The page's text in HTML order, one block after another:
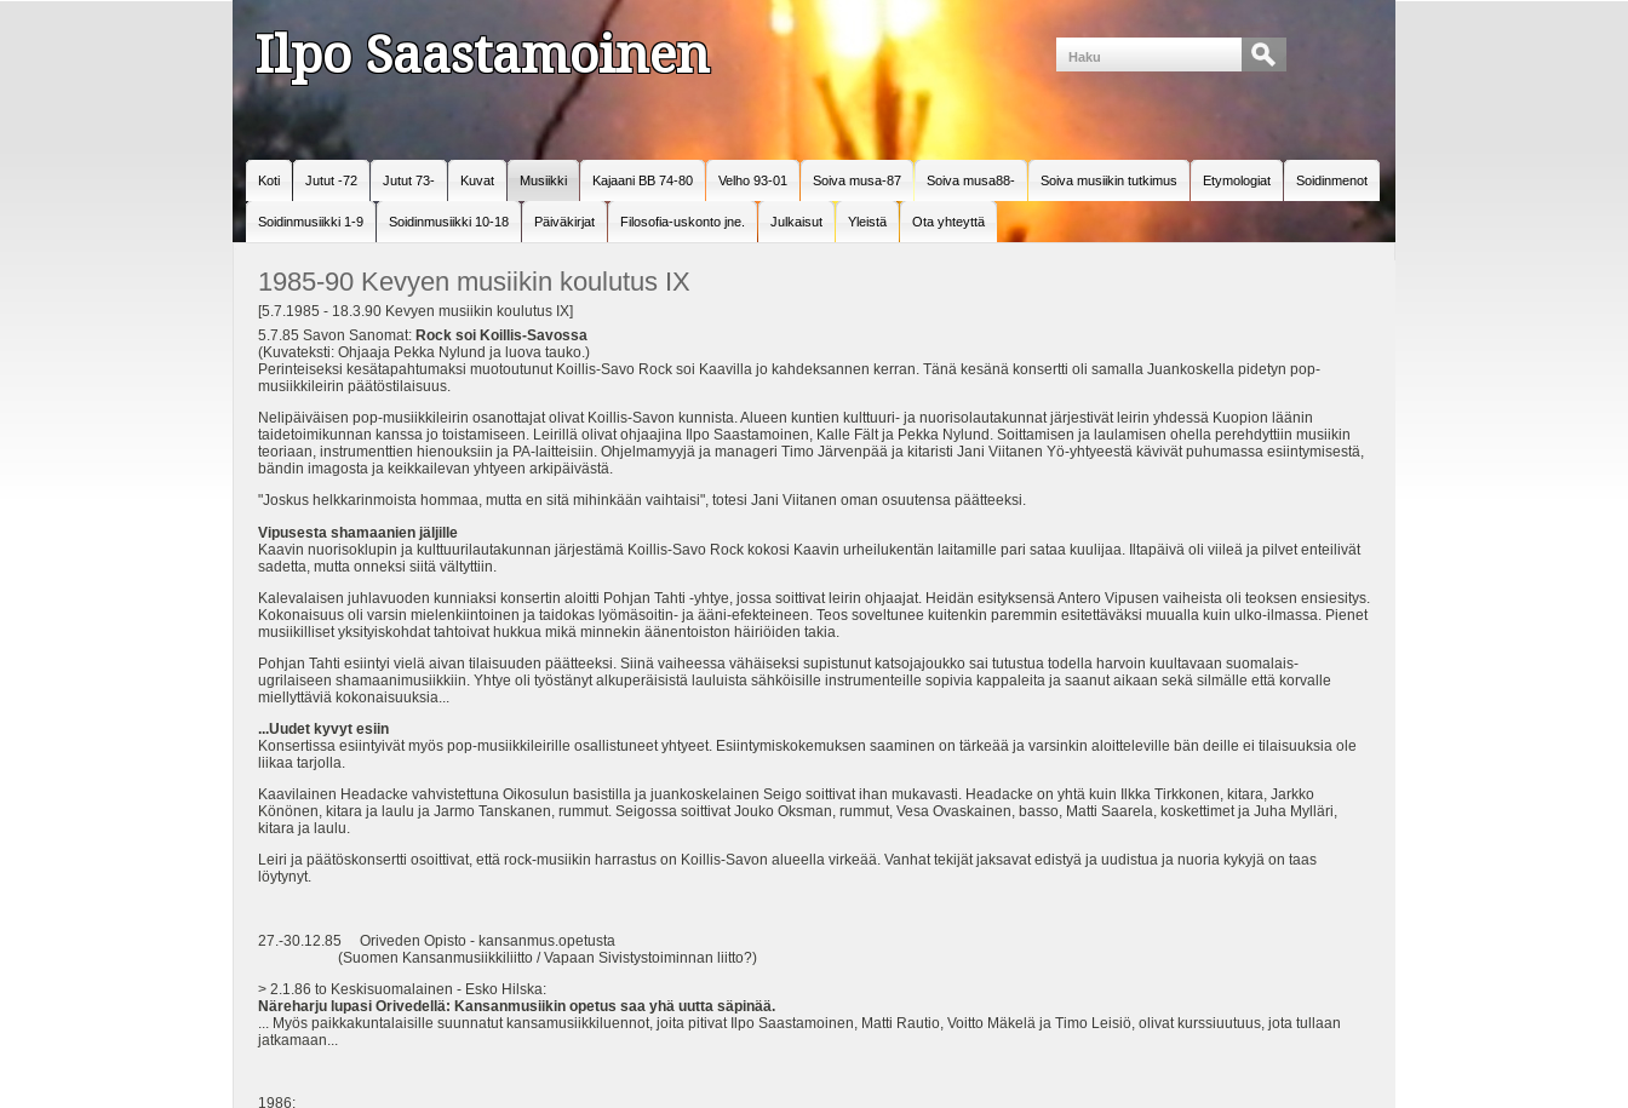
Ilpo Saastamoinen
Koti Jutut -72 Jutut 73- Kuvat Musiikki Kajaani BB 74-80 Velho 93-01 Soiva musa-87 Soiva musa88- Soiva musiikin tutkimus Etymologiat Soidinmenot
Soidinmusiikki 1-9 Soidinmusiikki 10-18 Päiväkirjat Filosofia-uskonto jne. Julkaisut Yleistä Ota yhteyttä
1985-90 Kevyen musiikin koulutus IX
[5.7.1985 - 18.3.90 Kevyen musiikin koulutus IX]
5.7.85 Savon Sanomat: Rock soi Koillis-Savossa
(Kuvateksti: Ohjaaja Pekka Nylund ja luova tauko.)
Perinteiseksi kesätapahtumaksi muotoutunut Koillis-Savo Rock soi Kaavilla jo kahdeksannen kerran. Tänä kesänä konsertti oli samalla Juankoskella pidetyn pop-
musiikkileirin päätöstilaisuus.
Nelipäiväisen pop-musiikkileirin osanottajat olivat Koillis-Savon kunnista. Alueen kuntien kulttuuri- ja nuorisolautakunnat järjestivät leirin yhdessä Kuopion läänin
taidetoimikunnan kanssa jo toistamiseen. Leirillä olivat ohjaajina Ilpo Saastamoinen, Kalle Fält ja Pekka Nylund. Soittamisen ja laulamisen ohella perehdyttiin musiikin
teoriaan, instrumenttien hienouksiin ja PA-laitteisiin. Ohjelmamyyjä ja manageri Timo Järvenpää ja kitaristi Jani Viitanen Yö-yhtyeestä kävivät puhumassa esiintymisestä,
bändin imagosta ja keikkailevan yhtyeen arkipäivästä.
"Joskus helkkarinmoista hommaa, mutta en sitä mihinkään vaihtaisi", totesi Jani Viitanen oman osuutensa päätteeksi.
Vipusesta shamaanien jäljille
Kaavin nuorisoklupin ja kulttuurilautakunnan järjestämä Koillis-Savo Rock kokosi Kaavin urheilukentän laitamille pari sataa kuulijaa. Iltapäivä oli viileä ja pilvet enteilivät
sadetta, mutta onneksi siitä vältyttiin.
Kalevalaisen juhlavuoden kunniaksi konsertin aloitti Pohjan Tahti -yhtye, jossa soittivat leirin ohjaajat. Heidän esityksensä Antero Vipusen vaiheista oli teoksen ensiesitys.
Kokonaisuus oli varsin mielenkiintoinen ja taidokas lyömäsoitin- ja ääni-efekteineen. Teos soveltunee kuitenkin paremmin esitettäväksi muualla kuin ulko-ilmassa. Pienet
musiikilliset yksityiskohdat tahtoivat hukkua mikä minnekin äänentoiston häiriöiden takia.
Pohjan Tahti esiintyi vielä aivan tilaisuuden päätteeksi. Siinä vaiheessa vähäiseksi supistunut katsojajoukko sai tutustua todella harvoin kuultavaan suomalais-
ugrilaiseen shamaanimusiikkiin. Yhtye oli työstänyt alkuperäisistä lauluista sähköisille instrumenteille sopivia kappaleita ja saanut aikaan sekä silmälle että korvalle
miellyttäviä kokonaisuuksia...
...Uudet kyvyt esiin
Konsertissa esiintyivät myös pop-musiikkileirille osallistuneet yhtyeet. Esiintymiskokemuksen saaminen on tärkeää ja varsinkin aloitteleville bän deille ei tilaisuuksia ole
liikaa tarjolla.
Kaavilainen Headacke vahvistettuna Oikosulun basistilla ja juankoskelainen Seigo soittivat ihan mukavasti. Headacke on yhtä kuin Ilkka Tirkkonen, kitara, Jarkko
Könönen, kitara ja laulu ja Jarmo Tanskanen, rummut. Seigossa soittivat Jouko Oksman, rummut, Vesa Ovaskainen, basso, Matti Saarela, koskettimet ja Juha Mylläri,
kitara ja laulu.
Leiri ja päätöskonsertti osoittivat, että rock-musiikin harrastus on Koillis-Savon alueella virkeää. Vanhat tekijät jaksavat edistyä ja uudistua ja nuoria kykyjä on taas
löytynyt.
27.-30.12.85 Oriveden Opisto - kansanmus.opetusta
(Suomen Kansanmusiikkiliitto / Vapaan Sivistystoiminnan liitto?)
> 2.1.86 to Keskisuomalainen - Esko Hilska:
Näreharju lupasi Orivedellä: Kansanmusiikin opetus saa yhä uutta säpinää.
... Myös paikkakuntalaisille suunnatut kansamusiikkiluennot, joita pitivat Ilpo Saastamoinen, Matti Rautio, Voitto Mäkelä ja Timo Leisiö, olivat kurssiuutuus, jota tullaan
jatkamaan...
1986: